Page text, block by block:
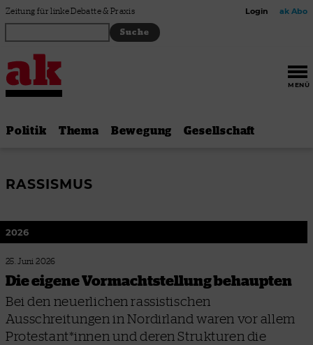
Zum Inhalt springen
Zeitung für linke Debatte & Praxis Login ak Abo
MENÜ
Politik Thema Bewegung Gesellschaft
RASSISMUS
2026
25. Juni 2026
Die eigene Vormachtstellung behaupten
Bei den neuerlichen rassistischen
Ausschreitungen in Nordirland waren vor allem
Protestant*innen und deren Strukturen die